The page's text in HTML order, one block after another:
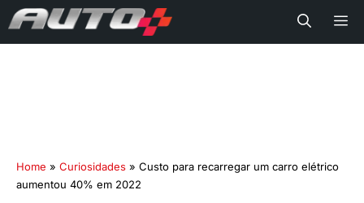
Home » Curiosidades » Custo para recarregar um carro elétrico
aumentou 40% em 2022